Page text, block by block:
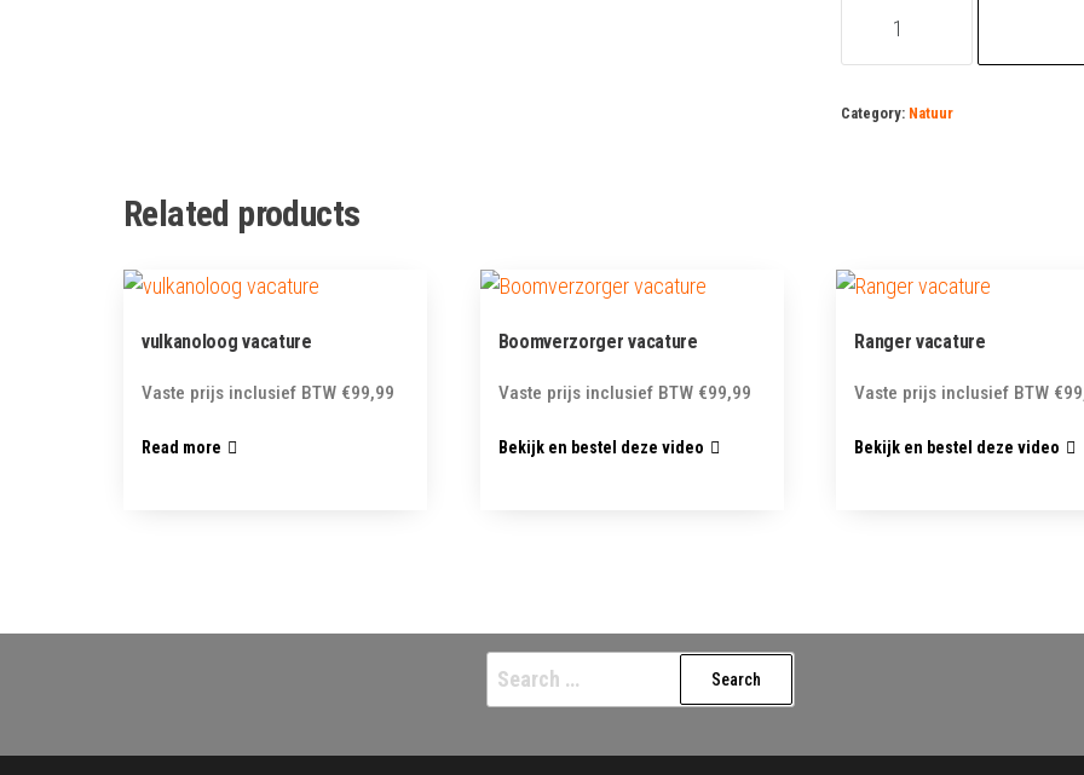
vacature
Category: Natuur
Related products
vulkanoloog vacature
Vaste prijs inclusief BTW €99,99
Read more
Boomverzorger vacature
Vaste prijs inclusief BTW €99,99
Bekijk en bestel deze video
Ranger vacature
Vaste prijs inclusief BTW €
Bekijk en bestel deze video
Search
for: